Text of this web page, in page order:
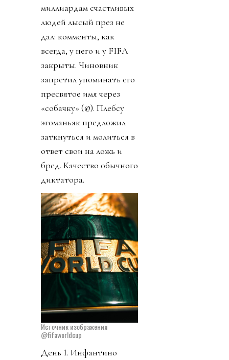
миллиардам счастливых
людей лысый през не
дал: комменты, как
всегда, у него и у FIFA
закрыты. Чиновник
запретил упоминать его
пресвятое имя через
«собачку» (@). Плебсу
эгоманьяк предложил
заткнуться и молиться в
ответ свои на ложь и
бред. Качество обычного
диктатора.
Источник изображения
@fifaworldcup
День 1. Инфантино